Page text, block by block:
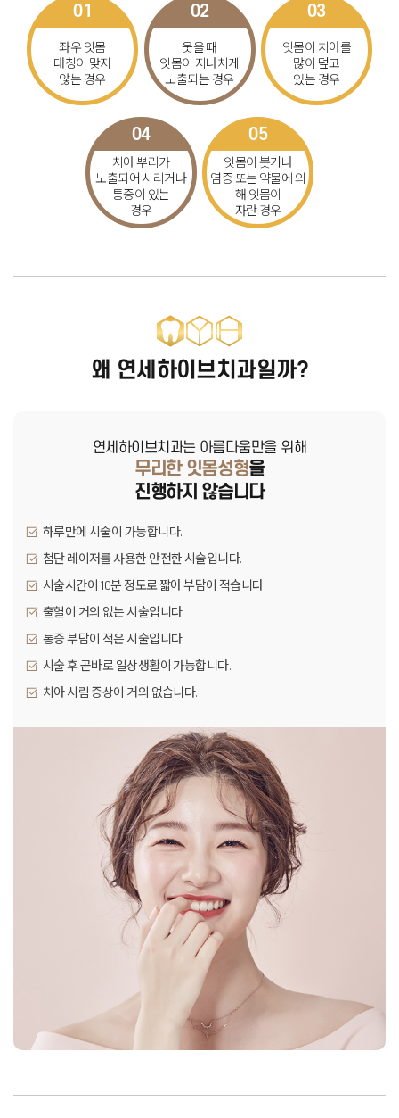
01
좌우 잇몸
대칭이 맞지
않는 경우
02
웃을 때
잇몸이 지나치게
노출되는 경우
03
잇몸이 치아를
많이 덮고
있는 경우
04
치아 뿌리가
노출되어 시리거나
통증이 있는
경우
05
잇몸이 붓거나
염증 또는 약물에 의
해 잇몸이
자란 경우
왜 연세하이브치과일까?
연세하이브치과는 아름다움만을 위해
무리한 잇몸성형을
진행하지 않습니다
하루만에 시술이 가능합니다.
첨단 레이저를 사용한 안전한 시술입니다.
시술시간이 10분 정도로 짧아 부담이 적습니다.
출혈이 거의 없는 시술입니다.
통증 부담이 적은 시술입니다.
시술 후 곧바로 일상생활이 가능합니다.
치아 시림 증상이 거의 없습니다.